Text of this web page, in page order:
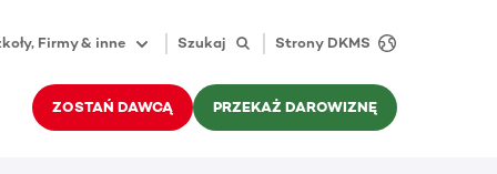
Firmy & inne Szukaj Strony DKMS
ZOSTAŃ DAWCĄ PRZEKAŻ DAROWIZNĘ